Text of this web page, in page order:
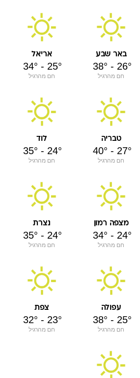
באר שבע
26°
-
38°
חם מהרגיל
אריאל
25°
-
34°
חם מהרגיל
טבריה
27°
-
40°
חם מהרגיל
לוד
24°
-
35°
חם מהרגיל
מצפה רמון
24°
-
34°
חם מהרגיל
נצרת
24°
-
35°
חם מהרגיל
עפולה
25°
-
38°
חם מהרגיל
צפת
23°
-
32°
חם מהרגיל